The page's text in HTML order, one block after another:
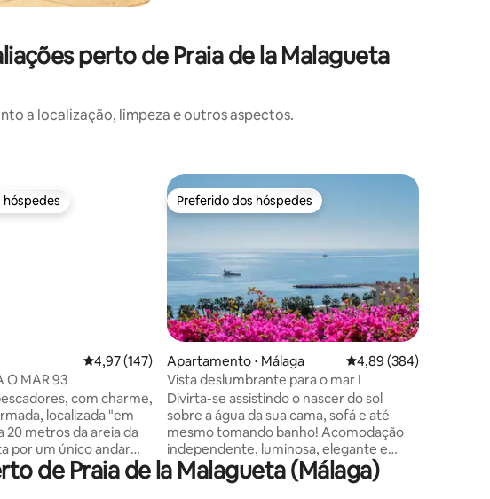
perto de Praia de la Malagueta
a localização, limpeza e outros aspectos.
5, 191 avaliações
preferidos dos hóspedes
hóspedes
4,97 de uma avaliação média de 5, 147 avaliações
4,97 (147)
O MAR 93
com charme,
localizada "em
20 metros da areia da
por um único andar
tem uma cozinha
equipada, um quarto
Preferido dos hóspedes
Preferido dos hóspedes
Apartamento ⋅ Málaga 4,89 de uma avaliação
4,89 (384)
Vista deslumbrante para o mar I
Divirta-se assistindo o nascer do sol
sobre a água da sua cama, sofá e até
mesmo tomando banho! Acomodação
independente, luminosa, elegante e
aconchegante recentemente
remodelada de 65m2, com uma vista
de Praia de la Malagueta (Málaga)